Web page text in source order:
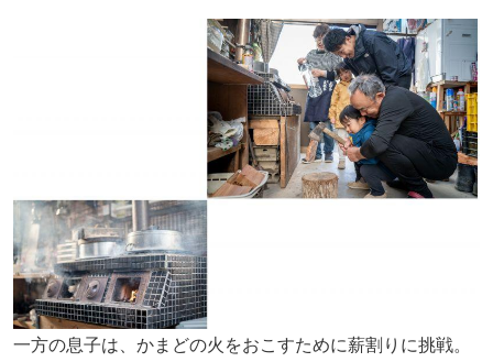
一方の息子は、かまどの火をおこすために薪割りに挑戦。